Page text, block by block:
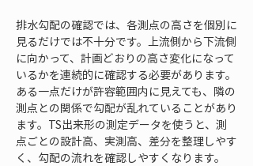
排水勾配の確認では、各測点の高さを個別に
見るだけでは不十分です。上流側から下流側
に向かって、計画どおりの高さ変化になって
いるかを連続的に確認する必要があります。
ある一点だけが許容範囲内に見えても、隣の
測点との関係で勾配が乱れていることがあり
ます。TS出来形の測定データを使うと、測
点ごとの設計高、実測高、差分を整理しやす
く、勾配の流れを確認しやすくなります。